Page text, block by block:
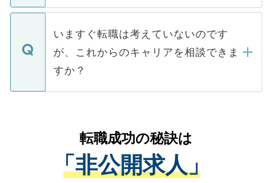
関を公にしてしまうと、応募が殺到する場
に、医療機関が求める条件に合った人材の
みを人材紹介会社に依頼するケースが増え
ています。
定を承諾する必要はありません。内定先へ
の辞退の連絡はキャリアパートナーが行い
個人情報が漏えいすることはありませんの
で、ご安心ください。当サイトからの登録
などで収集したご登録者様の個人情報は、
ご本人のキャリアアップおよび転職活動の
支援を目的に使用いたします。お預かりし
ているすべての個人データはご本人の許可
は、個人情報の取り扱いについての厳密な
管理基準を満たした事業者のみに付与され
る、プライバシーマークを取得済みです。
いますぐ転職は考えていないのです
が、これからのキャリアを相談できま
すか？
かがいして、現在の医療機関の状況や紹介
経験をまじえながら、適切なアドバイスを
させていただきます。すぐにご転職をされ
ない方には、長期的なサポートが可能です
転職成功の秘訣は
「非公開求人」